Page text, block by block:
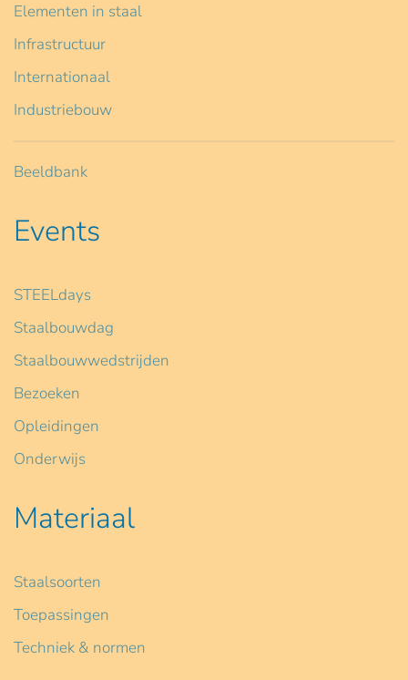
Elementen in staal
Infrastructuur
Internationaal
Industriebouw
Beeldbank
Events
STEELdays
Staalbouwdag
Staalbouwwedstrijden
Bezoeken
Opleidingen
Onderwijs
Materiaal
Staalsoorten
Toepassingen
Techniek & normen